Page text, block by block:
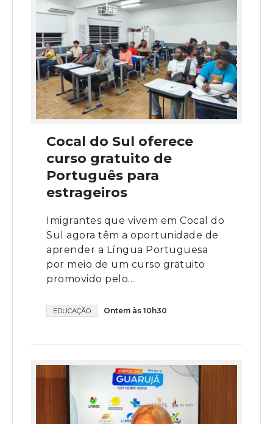
Cocal do Sul oferece
curso gratuito de
Português para
estrageiros
Imigrantes que vivem em Cocal do
Sul agora têm a oportunidade de
aprender a Língua Portuguesa
por meio de um curso gratuito
promovido pelo...
EDUCAÇÃO Ontem às 10h30